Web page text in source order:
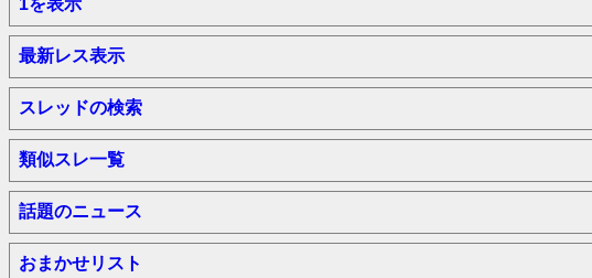
1を表示
最新レス表示
スレッドの検索
類似スレ一覧
話題のニュース
おまかせリスト